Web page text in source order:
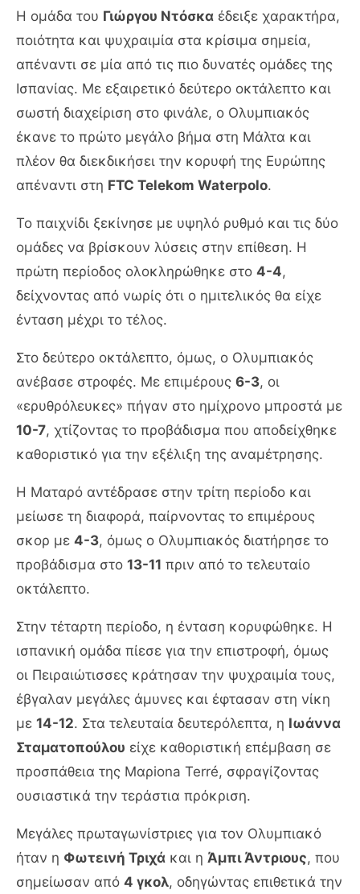
Η ομάδα του Γιώργου Ντόσκα έδειξε χαρακτήρα,
ποιότητα και ψυχραιμία στα κρίσιμα σημεία,
απέναντι σε μία από τις πιο δυνατές ομάδες της
Ισπανίας. Με εξαιρετικό δεύτερο οκτάλεπτο και
σωστή διαχείριση στο φινάλε, ο Ολυμπιακός
έκανε το πρώτο μεγάλο βήμα στη Μάλτα και
πλέον θα διεκδικήσει την κορυφή της Ευρώπης
απέναντι στη FTC Telekom Waterpolo.
Το παιχνίδι ξεκίνησε με υψηλό ρυθμό και τις δύο
ομάδες να βρίσκουν λύσεις στην επίθεση. Η
πρώτη περίοδος ολοκληρώθηκε στο 4-4,
δείχνοντας από νωρίς ότι ο ημιτελικός θα είχε
ένταση μέχρι το τέλος.
Στο δεύτερο οκτάλεπτο, όμως, ο Ολυμπιακός
ανέβασε στροφές. Με επιμέρους 6-3, οι
«ερυθρόλευκες» πήγαν στο ημίχρονο μπροστά με
10-7, χτίζοντας το προβάδισμα που αποδείχθηκε
καθοριστικό για την εξέλιξη της αναμέτρησης.
Η Ματαρό αντέδρασε στην τρίτη περίοδο και
μείωσε τη διαφορά, παίρνοντας το επιμέρους
σκορ με 4-3, όμως ο Ολυμπιακός διατήρησε το
προβάδισμα στο 13-11 πριν από το τελευταίο
οκτάλεπτο.
Στην τέταρτη περίοδο, η ένταση κορυφώθηκε. Η
ισπανική ομάδα πίεσε για την επιστροφή, όμως
οι Πειραιώτισσες κράτησαν την ψυχραιμία τους,
έβγαλαν μεγάλες άμυνες και έφτασαν στη νίκη
με 14-12. Στα τελευταία δευτερόλεπτα, η Ιωάννα
Σταματοπούλου είχε καθοριστική επέμβαση σε
προσπάθεια της Μαρiona Terré, σφραγίζοντας
ουσιαστικά την τεράστια πρόκριση.
Μεγάλες πρωταγωνίστριες για τον Ολυμπιακό
ήταν η Φωτεινή Τριχά και η Άμπι Άντριους, που
σημείωσαν από 4 γκολ, οδηγώντας επιθετικά την